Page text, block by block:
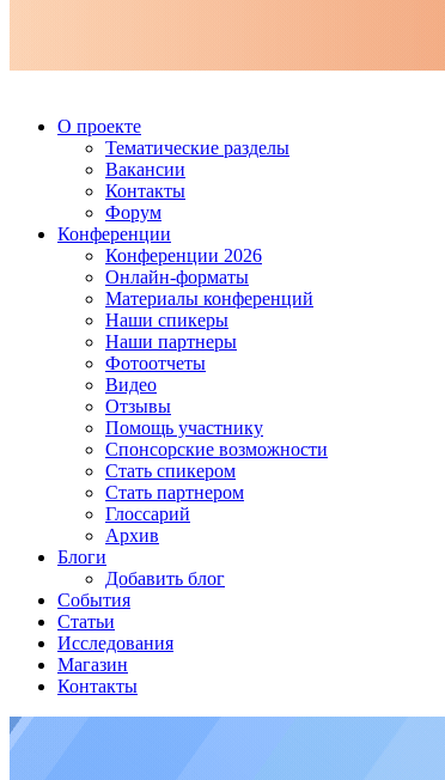
О проекте
Тематические разделы
Вакансии
Контакты
Форум
Конференции
Конференции 2026
Онлайн-форматы
Материалы конференций
Наши спикеры
Наши партнеры
Фотоотчеты
Видео
Отзывы
Помощь участнику
Спонсорские возможности
Стать спикером
Стать партнером
Глоссарий
Архив
Блоги
Добавить блог
События
Статьи
Исследования
Магазин
Контакты